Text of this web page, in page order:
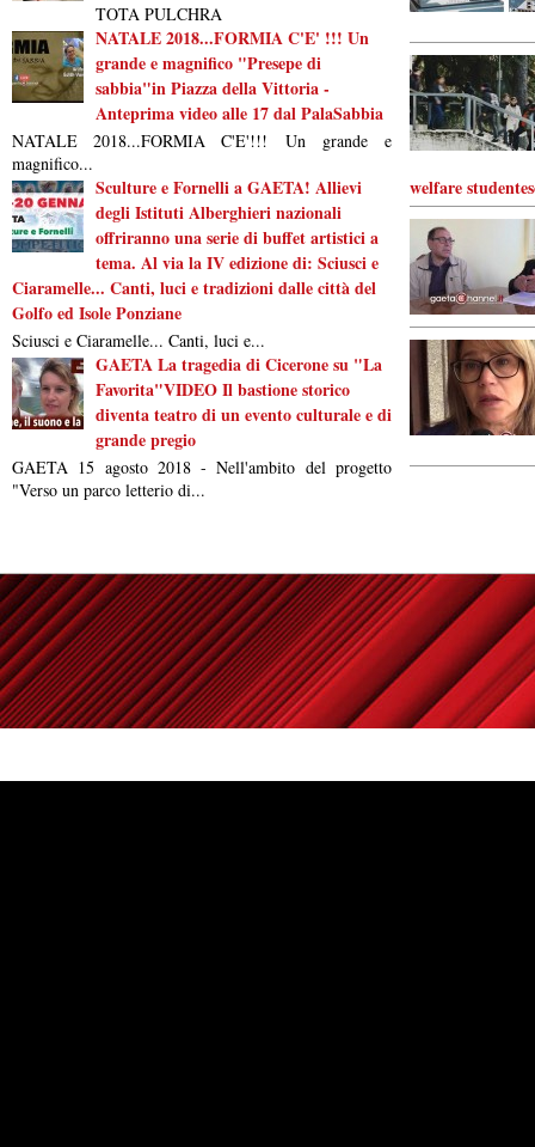
TOTA PULCHRA
NATALE 2018...FORMIA C'E' !!! Un
grande e magnifico "Presepe di
sabbia"in Piazza della Vittoria -
Anteprima video alle 17 dal PalaSabbia
NATALE 2018...FORMIA C'E'!!! Un grande e
magnifico...
Sculture e Fornelli a GAETA! Allievi
degli Istituti Alberghieri nazionali
offriranno una serie di buffet artistici a
tema. Al via la IV edizione di: Sciusci e
Ciaramelle... Canti, luci e tradizioni dalle città del
Golfo ed Isole Ponziane
Sciusci e Ciaramelle... Canti, luci e...
GAETA La tragedia di Cicerone su "La
Favorita"VIDEO Il bastione storico
diventa teatro di un evento culturale e di
grande pregio
GAETA 15 agosto 2018 - Nell'ambito del progetto
"Verso un parco letterio di...
welfare